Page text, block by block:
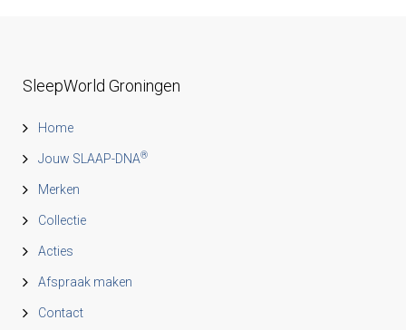
SleepWorld Groningen
Home
Jouw SLAAP-DNA®
Merken
Collectie
Acties
Afspraak maken
Contact